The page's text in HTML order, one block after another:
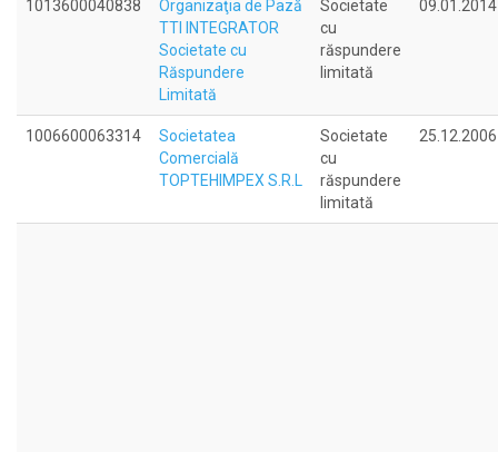
1013600040838
Organizaţia de Pază
TTI INTEGRATOR
Societate cu
Răspundere
Limitată
Societate
cu
răspundere
limitată
09.01.2014
1006600063314
Societatea
Comercială
TOPTEHIMPEX S.R.L
Societate
cu
răspundere
limitată
25.12.2006